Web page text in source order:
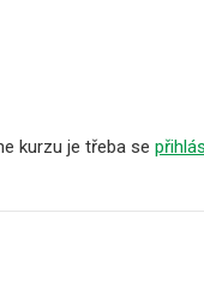
kurzu je třeba se